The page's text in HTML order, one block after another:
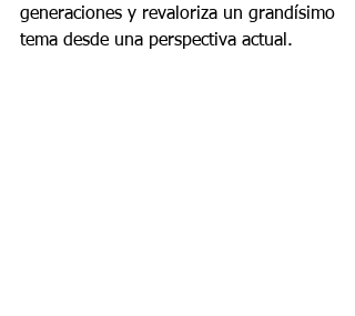
generaciones y revaloriza un grandísimo
tema desde una perspectiva actual.